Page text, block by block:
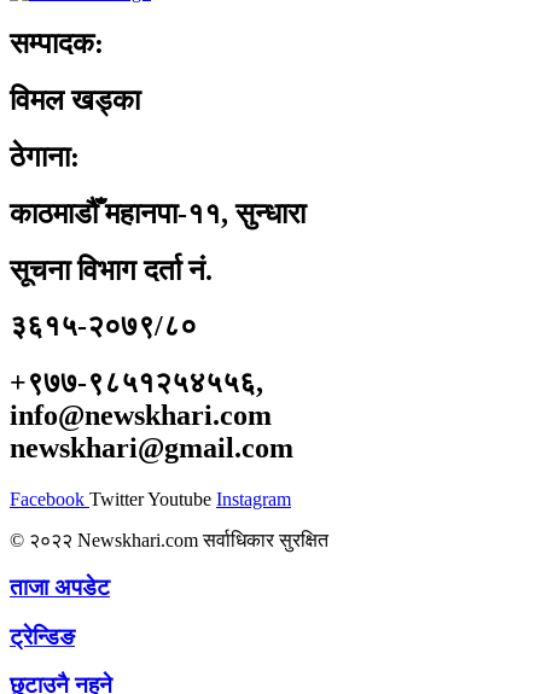
सम्पादक:
विमल खड्का
ठेगाना:
काठमाडौँ महानपा-११, सुन्धारा
सूचना विभाग दर्ता नं.
३६१५-२०७९/८०
+९७७-९८५१२५४५५६,
info@newskhari.com
newskhari@gmail.com
Facebook TwitterYoutube Instagram
© २०२२ Newskhari.com सर्वाधिकार सुरक्षित
ताजा अपडेट
ट्रेन्डिङ
छुटाउनै नहुने